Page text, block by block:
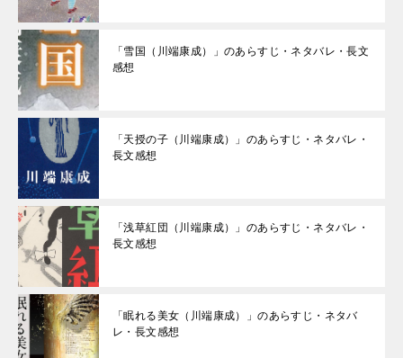
「雪国（川端康成）」のあらすじ・ネタバレ・長文
感想
「天授の子（川端康成）」のあらすじ・ネタバレ・
長文感想
「浅草紅団（川端康成）」のあらすじ・ネタバレ・
長文感想
「眠れる美女（川端康成）」のあらすじ・ネタバ
レ・長文感想